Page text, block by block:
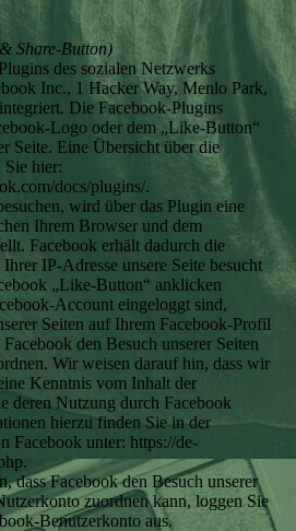
Share-Button)
des sozialen Netzwerks
Inc., 1 Hacker Way, Menlo Park,
Die Facebook-Plugins
Logo oder dem „Like-Button“
Seite. Eine Übersicht über die
Sie hier:
docs/plugins/.
wird über das Plugin eine
Ihrem Browser und dem
Facebook erhält dadurch die
IP-Adresse unsere Seite besucht
„Like-Button“ anklicken
Account eingeloggt sind,
Seiten auf Ihrem Facebook-Profil
den Besuch unserer Seiten
Wir weisen darauf hin, dass wir
Kenntnis vom Inhalt der
deren Nutzung durch Facebook
hierzu finden Sie in der
Facebook unter: https://de-
dass Facebook den Besuch unserer
zuordnen kann, loggen Sie
Benutzerkonto aus.